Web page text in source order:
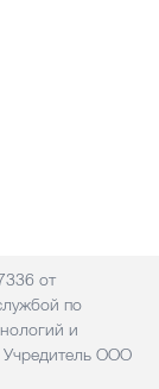
от
по
и
ООО